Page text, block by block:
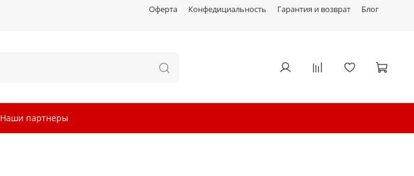
Оферта Конфедициальность Гарантия и возврат Блог
Наши партнеры